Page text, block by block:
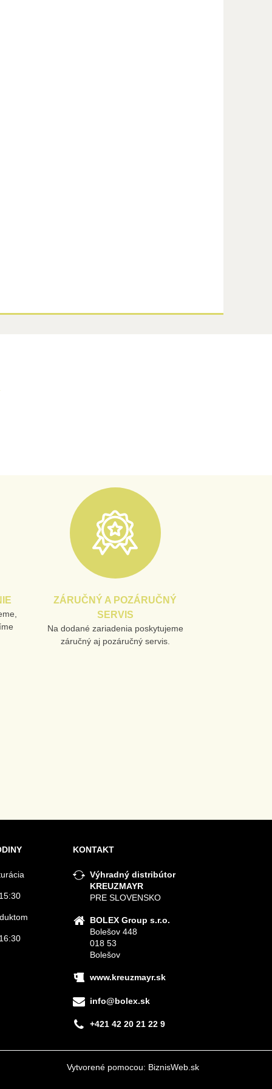
ZÁRUČNÝ A POZÁRUČNÝ
SERVIS
Na dodané zariadenia poskytujeme
záručný aj pozáručný servis.
KONTAKT
Výhradný distribútor
KREUZMAYR
PRE SLOVENSKO
BOLEX Group s.r.o.
Bolešov 448
018 53
Bolešov
www.kreuzmayr.sk
info@bolex.sk
+421 42 20 21 22 9
Vytvorené pomocou: BiznisWeb.sk